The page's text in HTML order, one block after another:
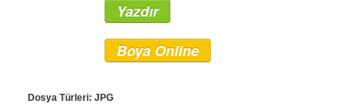
Yazdır
Boya Online
Dosya Türleri: JPG